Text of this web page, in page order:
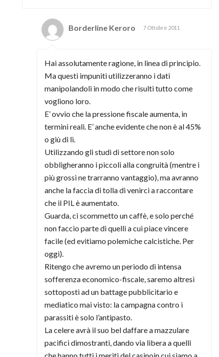
Borderline Keroro 7 Ottobre 2011
Hai assolutamente ragione, in linea di principio.
Ma questi impuniti utilizzeranno i dati
manipolandoli in modo che risulti tutto come
vogliono loro.
E’ ovvio che la pressione fiscale aumenta, in
termini reali. E’ anche evidente che non è al 45%
o giù di lì.
Utilizzando gli studi di settore non solo
obbligheranno i piccoli alla congruità (mentre i
più grossi ne trarranno vantaggio), ma avranno
anche la faccia di tolla di venirci a raccontare
che il PIL è aumentato.
Guarda, ci scommetto un caffè, e solo perché
non faccio parte di quelli a cui piace vincere
facile (ed evitiamo polemiche calcistiche. Per
oggi).
Ritengo che avremo un periodo di intensa
sofferenza economico-fiscale, saremo altresì
sottoposti ad un battage pubblicitario e
mediatico mai visto: la campagna contro i
parassiti è solo l’antipasto.
La celere avrà il suo bel daffare a mazzulare
pacifici dimostranti, dando via libera a quelli